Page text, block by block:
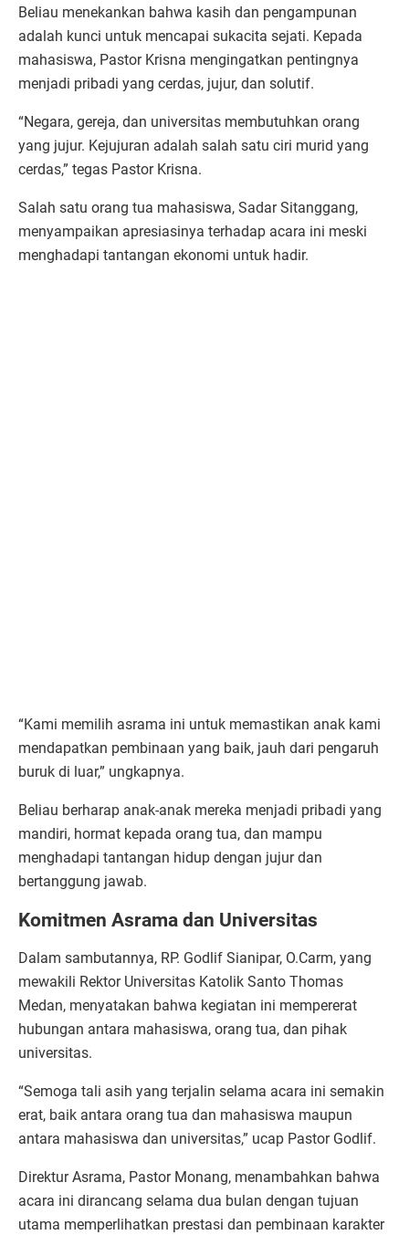
Beliau menekankan bahwa kasih dan pengampunan
adalah kunci untuk mencapai sukacita sejati. Kepada
mahasiswa, Pastor Krisna mengingatkan pentingnya
menjadi pribadi yang cerdas, jujur, dan solutif.
“Negara, gereja, dan universitas membutuhkan orang
yang jujur. Kejujuran adalah salah satu ciri murid yang
cerdas,” tegas Pastor Krisna.
Salah satu orang tua mahasiswa, Sadar Sitanggang,
menyampaikan apresiasinya terhadap acara ini meski
menghadapi tantangan ekonomi untuk hadir.
“Kami memilih asrama ini untuk memastikan anak kami
mendapatkan pembinaan yang baik, jauh dari pengaruh
buruk di luar,” ungkapnya.
Beliau berharap anak-anak mereka menjadi pribadi yang
mandiri, hormat kepada orang tua, dan mampu
menghadapi tantangan hidup dengan jujur dan
bertanggung jawab.
Komitmen Asrama dan Universitas
Dalam sambutannya, RP. Godlif Sianipar, O.Carm, yang
mewakili Rektor Universitas Katolik Santo Thomas
Medan, menyatakan bahwa kegiatan ini mempererat
hubungan antara mahasiswa, orang tua, dan pihak
universitas.
“Semoga tali asih yang terjalin selama acara ini semakin
erat, baik antara orang tua dan mahasiswa maupun
antara mahasiswa dan universitas,” ucap Pastor Godlif.
Direktur Asrama, Pastor Monang, menambahkan bahwa
acara ini dirancang selama dua bulan dengan tujuan
utama memperlihatkan prestasi dan pembinaan karakter